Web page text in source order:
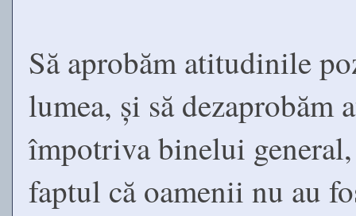
Să aprobăm atitudinile
lumea, și să
împotriva binelui general,
faptul că oamenii nu au